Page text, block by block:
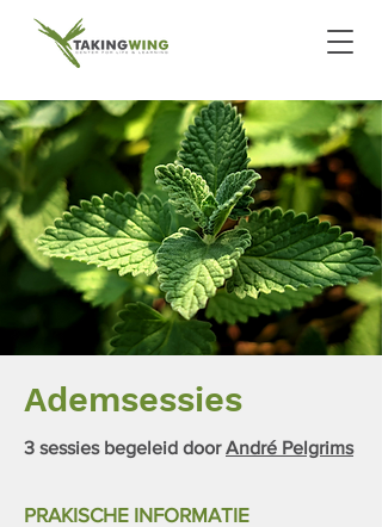
Ademsessies
3 sessies begeleid doorAndré Pelgrims
PRAKISCHE INFORMATIE